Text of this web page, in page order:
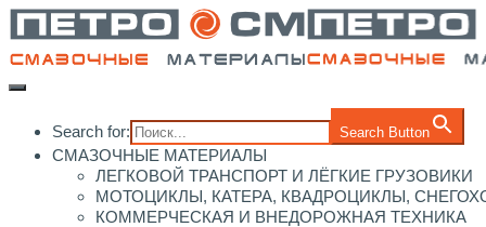
Search for: Search Button
СМАЗОЧНЫЕ МАТЕРИАЛЫ
ЛЕГКОВОЙ ТРАНСПОРТ И ЛЁГКИЕ ГРУЗОВИКИ
МОТОЦИКЛЫ, КАТЕРА, КВАДРОЦИКЛЫ,
КОММЕРЧЕСКАЯ И ВНЕДОРОЖНАЯ ТЕХНИКА